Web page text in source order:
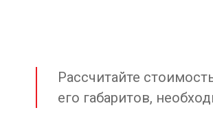
Рассчитайте
его габаритов,